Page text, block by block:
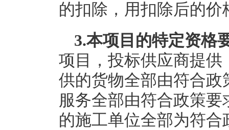
的扣除，用扣除后的价
3.本项目的特定资格
项目，投标供应商提
供的货物全部由符合
服务全部由符合政策
的施工单位全部为符